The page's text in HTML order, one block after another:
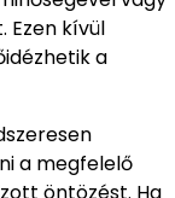
Ezen kívül
a
a megfelelő